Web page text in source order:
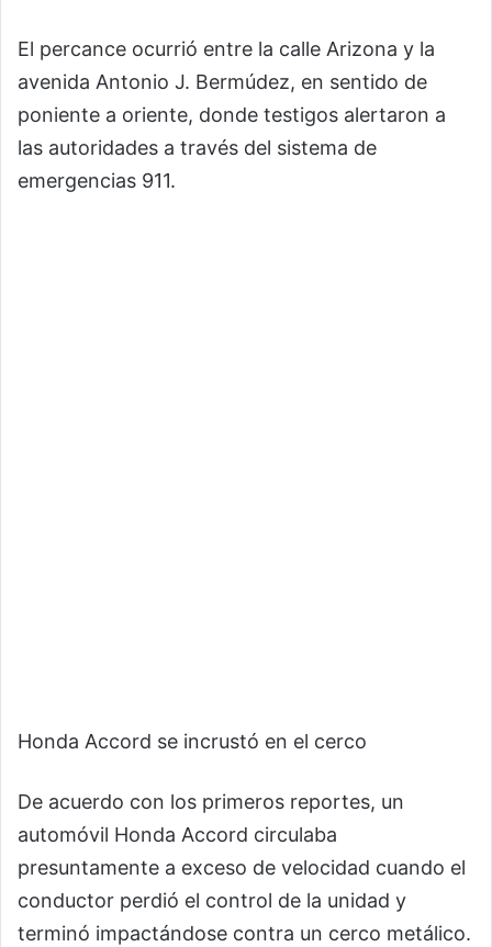
El percance ocurrió entre la calle Arizona y la
avenida Antonio J. Bermúdez, en sentido de
poniente a oriente, donde testigos alertaron a
las autoridades a través del sistema de
emergencias 911.
Honda Accord se incrustó en el cerco
De acuerdo con los primeros reportes, un
automóvil Honda Accord circulaba
presuntamente a exceso de velocidad cuando el
conductor perdió el control de la unidad y
terminó impactándose contra un cerco metálico.